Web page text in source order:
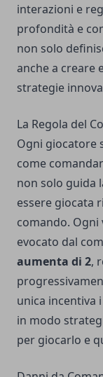
interazioni e
profondità e
non solo
anche a creare
strategie
La Regola del
Ogni giocatore
come
non solo guida
essere giocata
comando. Ogni
evocato dal
aumenta di 2,
unica incentiva
in modo
per giocarlo e